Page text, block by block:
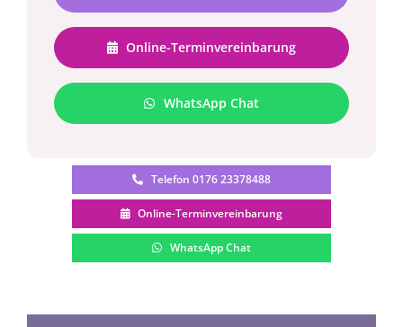
Online-Terminvereinbarung
WhatsApp Chat
Telefon 0176 23378488
Online-Terminvereinbarung
WhatsApp Chat